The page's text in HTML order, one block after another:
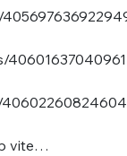
vite…